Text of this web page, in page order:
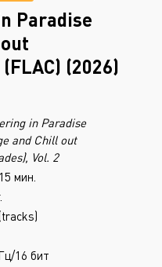
Paradise
(2026)
in Paradise
and Chill out
Vol. 2
мин.
16 бит